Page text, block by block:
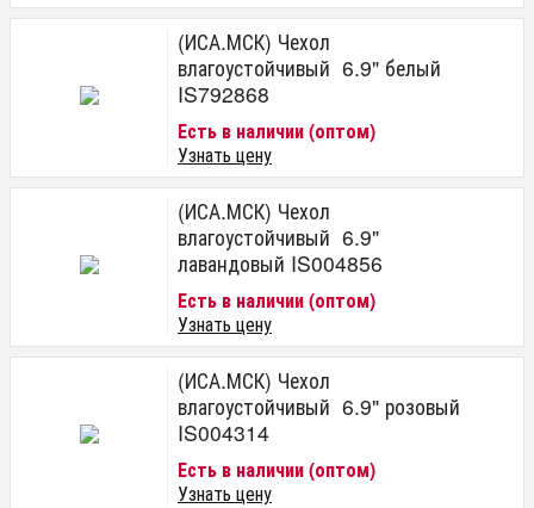
(ИСА.МСК) Чехол
влагоустойчивый 6.9" белый
IS792868
Есть в наличии (оптом)
Узнать цену
(ИСА.МСК) Чехол
влагоустойчивый 6.9"
лавандовый IS004856
Есть в наличии (оптом)
Узнать цену
(ИСА.МСК) Чехол
влагоустойчивый 6.9" розовый
IS004314
Есть в наличии (оптом)
Узнать цену